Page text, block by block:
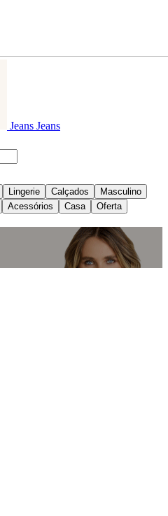
Jeans Jeans
Lingerie Calçados
Masculino
Acessórios Casa Oferta